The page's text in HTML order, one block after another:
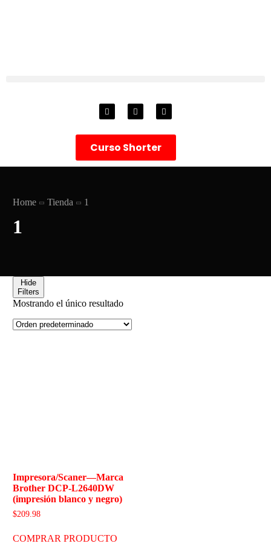
Curso Shorter
Home Tienda ‎1
‎1
Hide
Filters
Mostrando el único resultado
Impresora/Scaner—Marca
Brother DCP-L2640DW
(impresión blanco y negro)
$209.98
COMPRAR PRODUCTO